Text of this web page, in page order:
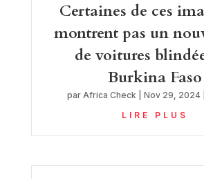
Certaines de ces
montrent pas un
de voitures
Burkina Faso
par Africa Check| Nov 29, 2024|
LIRE PLUS